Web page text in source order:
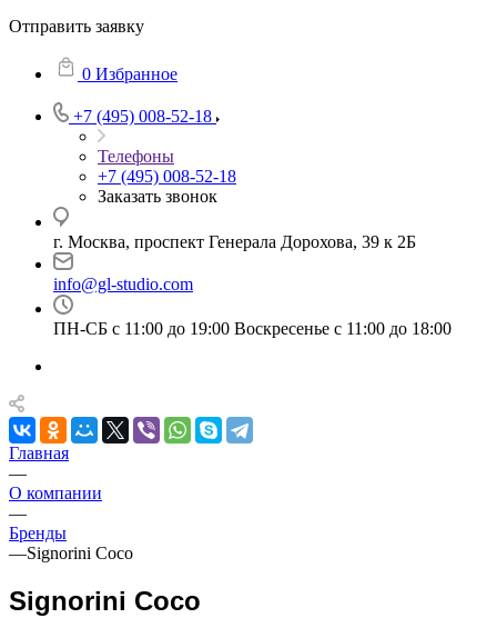
Отправить заявку
0 Избранное
+7 (495) 008-52-18
Телефоны
+7 (495) 008-52-18
Заказать звонок
г. Москва, проспект Генерала Дорохова, 39 к 2Б
info@gl-studio.com
ПН-СБ с 11:00 до 19:00 Воскресенье с 11:00 до 18:00
Главная
—
О компании
—
Бренды
—Signorini Сoco
Signorini Сoco